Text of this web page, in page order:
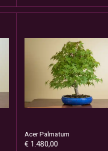
Acer Palmatum
€ 1.480,00